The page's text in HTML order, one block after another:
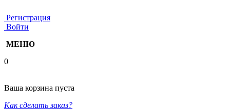
Регистрация
Войти
МЕНЮ
0
Ваша корзина пуста
Как сделать заказ?